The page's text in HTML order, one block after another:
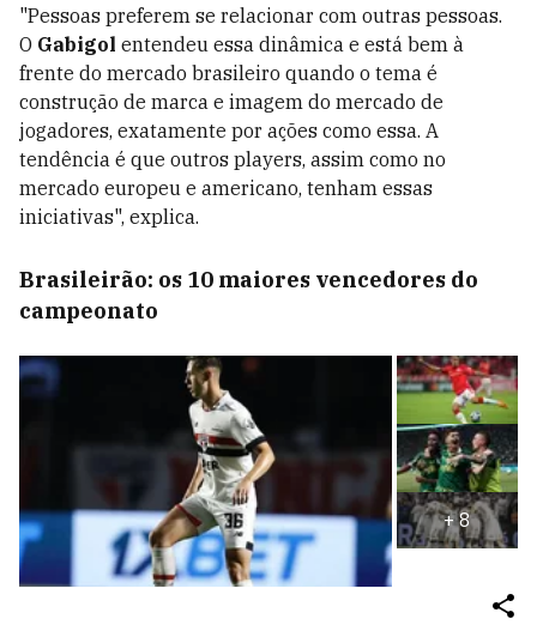
"Pessoas preferem se relacionar com outras pessoas.
O Gabigol entendeu essa dinâmica e está bem à
frente do mercado brasileiro quando o tema é
construção de marca e imagem do mercado de
jogadores, exatamente por ações como essa. A
tendência é que outros players, assim como no
mercado europeu e americano, tenham essas
iniciativas", explica.
Brasileirão: os 10 maiores vencedores do
campeonato
+8